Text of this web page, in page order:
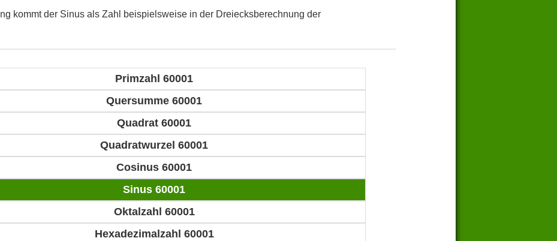
kommt der Sinus als Zahl beispielsweise in der Dreiecksberechnung der
Primzahl 60001
Quersumme 60001
Quadrat 60001
Quadratwurzel 60001
Cosinus 60001
Sinus 60001
Oktalzahl 60001
Hexadezimalzahl 60001